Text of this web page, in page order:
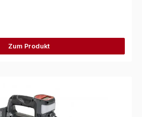
Zum Produkt